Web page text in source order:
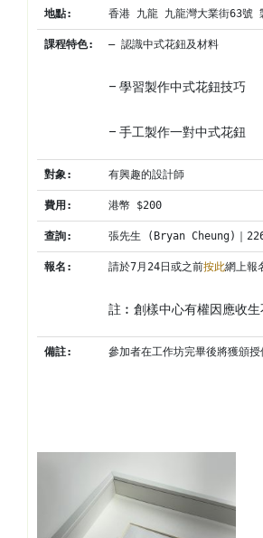
地點: 香港 九龍 九龍灣大業街63號
課程特色: – 認識中式花鈕及材料
– 學習製作中式花鈕技巧
– 手工製作一對中式花鈕
對象: 有興趣的設計師
費用 : 港幣 $200
查詢: 張先生 (Bryan Cheung)｜
報名 : 請於7月24日或之前按此網上報
註︰創樣中心有權因應收
備註: 參加者在工作坊完畢後將獲頒